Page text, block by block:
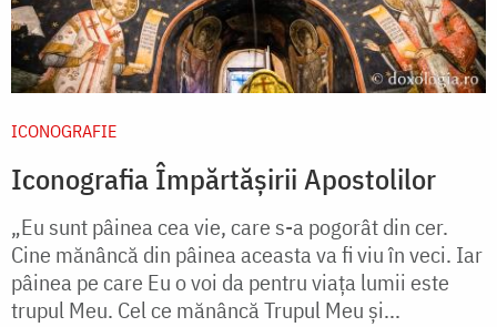
ICONOGRAFIE
Iconografia Împărtășirii Apostolilor
„Eu sunt pâinea cea vie, care s-a pogorât din cer.
Cine mănâncă din pâinea aceasta va fi viu în veci. Iar
pâinea pe care Eu o voi da pentru viaţa lumii este
trupul Meu. Cel ce mănâncă Trupul Meu şi...